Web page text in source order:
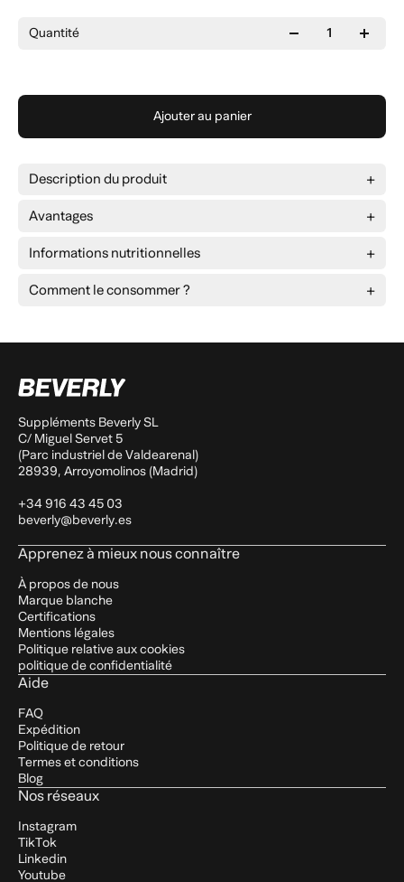
Quantité
Ajouter au panier
Description du produit
Avantages
secondaires désagréables
les ballonnements
constipation occasionnelle
Informations nutritionnelles
Aloe Vera
500 mg
Comment le consommer ?
Suppléments Beverly SL
C/ Miguel Servet 5
(Parc industriel de Valdearenal)
28939, Arroyomolinos (Madrid)
+34 916 43 45 03
beverly@beverly.es
Apprenez à mieux nous connaître
À propos de nous
Marque blanche
Certifications
Mentions légales
Politique relative aux cookies
politique de confidentialité
Aide
FAQ
Expédition
Politique de retour
Termes et conditions
Blog
Nos réseaux
Instagram
TikTok
Linkedin
Youtube